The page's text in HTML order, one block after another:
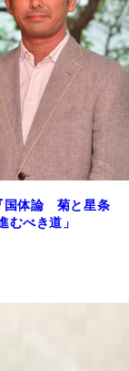
国体論 菊と星条
むべき道」